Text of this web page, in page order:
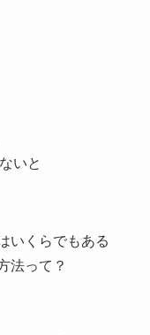
いと
いくらでもある
法って？